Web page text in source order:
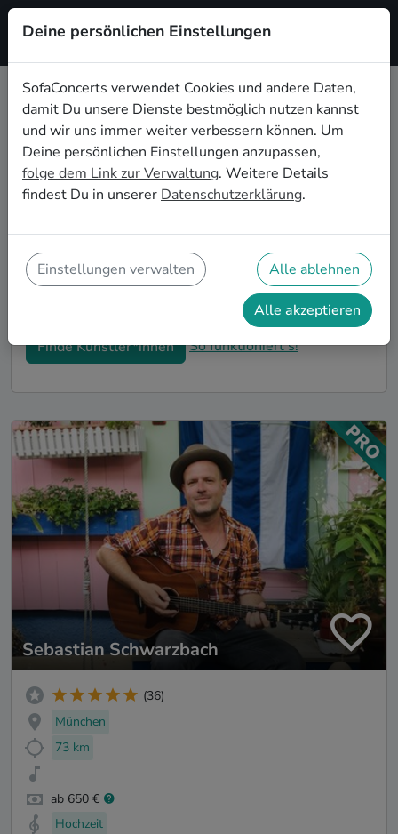
Registrieren
Jazz Hochzeitsbands buchen in
Heidelberg
Du bist auf der Suche nach einer Jazz Hochzeitsband in
Heidelberg für Deinen großen Tag? Dann bist du hier
Vielzahl an professionellen Jazz Hochzeitsbands in
Heidelberg, die euer Fest zu einem echten Highlight
werden lassen. Buche jetzt genau die richtige Live-
Finde Künstler*innen So funktioniert's!
Sebastian Schwarzbach
(36)
München
73 km
ab 650 €
Hochzeit
Deine persönlichen Einstellungen
SofaConcerts verwendet Cookies und andere Daten,
damit Du unsere Dienste bestmöglich nutzen kannst
und wir uns immer weiter verbessern können. Um
Deine persönlichen Einstellungen anzupassen,
folge dem Link zur Verwaltung. Weitere Details
findest Du in unserer Datenschutzerklärung.
Einstellungen verwalten Alle ablehnen
Alle akzeptieren